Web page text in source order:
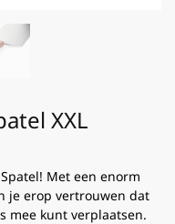
XXL
Met een enorm
je erop vertrouwen dat
mee kunt verplaatsen.